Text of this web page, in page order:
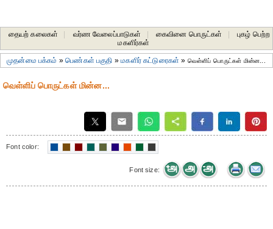
தையற் கலைகள் வர்ண வேலைப்பாடுகள் கைவினை பொருட்கள்
புகழ் பெற்ற
மகளிர்கள்
முதன்மை பக்கம் »பெண்கள் பகுதி »மகளிர் கட்டுரைகள் » வெள்ளிப் பொருட்கள் மின்ன...
வெள்ளிப் பொருட்கள் மின்ன...
Font color:
Font size: